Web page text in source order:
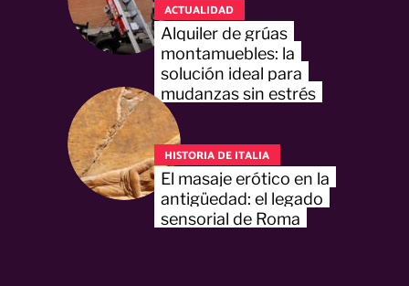
ACTUALIDAD
Alquiler de grúas
montamuebles: la
solución ideal para
mudanzas sin estrés
HISTORIA DE ITALIA
El masaje erótico en la
antigüedad: el legado
sensorial de Roma